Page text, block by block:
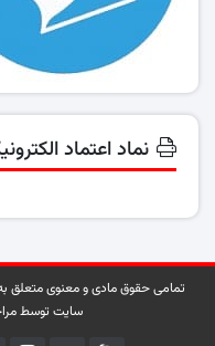
نماد اعتماد
تمامی حقوق مادی و معنوی متعلق
سایت توسط